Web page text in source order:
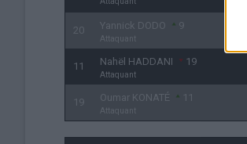
20 Yannick DODO 9
Attaquant
11 Nahël HADDANI 19
Attaquant
19 Oumar KONATÉ 11
Attaquant